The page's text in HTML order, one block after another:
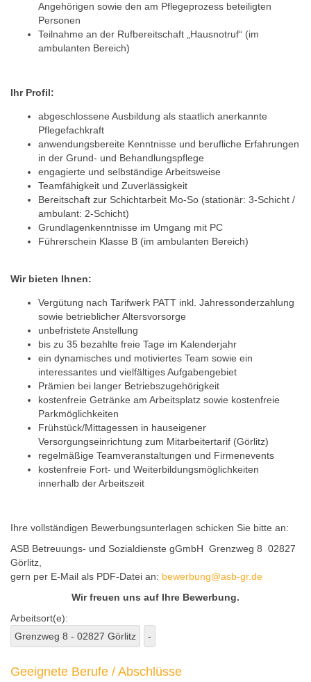
Angehörigen sowie den am Pflegeprozess beteiligten
Personen
Teilnahme an der Rufbereitschaft „Hausnotruf“ (im
ambulanten Bereich)
Ihr Profil:
abgeschlossene Ausbildung als staatlich anerkannte
Pflegefachkraft
anwendungsbereite Kenntnisse und berufliche Erfahrungen
in der Grund- und Behandlungspflege
engagierte und selbständige Arbeitsweise
Teamfähigkeit und Zuverlässigkeit
Bereitschaft zur Schichtarbeit Mo-So (stationär: 3-Schicht /
ambulant: 2-Schicht)
Grundlagenkenntnisse im Umgang mit PC
Führerschein Klasse B (im ambulanten Bereich)
Wir bieten Ihnen:
Vergütung nach Tarifwerk PATT inkl. Jahressonderzahlung
sowie betrieblicher Altersvorsorge
unbefristete Anstellung
bis zu 35 bezahlte freie Tage im Kalenderjahr
ein dynamisches und motiviertes Team sowie ein
interessantes und vielfältiges Aufgabengebiet
Prämien bei langer Betriebszugehörigkeit
kostenfreie Getränke am Arbeitsplatz sowie kostenfreie
Parkmöglichkeiten
Frühstück/Mittagessen in hauseigener
Versorgungseinrichtung zum Mitarbeitertarif (Görlitz)
regelmäßige Teamveranstaltungen und Firmenevents
kostenfreie Fort- und Weiterbildungsmöglichkeiten
innerhalb der Arbeitszeit
Ihre vollständigen Bewerbungsunterlagen schicken Sie bitte an:
ASB Betreuungs- und Sozialdienste gGmbH Grenzweg 8 02827
Görlitz,
gern per E-Mail als PDF-Datei an: bewerbung@asb-gr.de
Wir freuen uns auf Ihre Bewerbung.
Arbeitsort(e):
Grenzweg 8 - 02827 Görlitz
-
Geeignete Berufe / Abschlüsse